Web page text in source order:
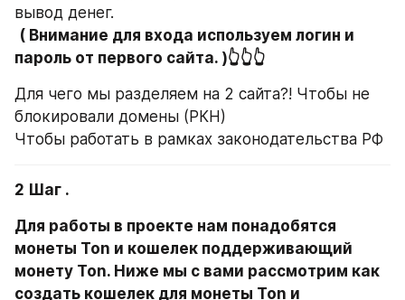
вывод денег.
( Внимание для входа используем логин и
пароль от первого сайта. )👆👆👆
Для чего мы разделяем на 2 сайта?! Чтобы не
блокировали домены (РКН)
Чтобы работать в рамках законодательства РФ
2 Шаг .
Для работы в проекте нам понадобятся
монеты Ton и кошелек поддерживающий
монету Ton. Ниже мы с вами рассмотрим как
создать кошелек для монеты Ton и